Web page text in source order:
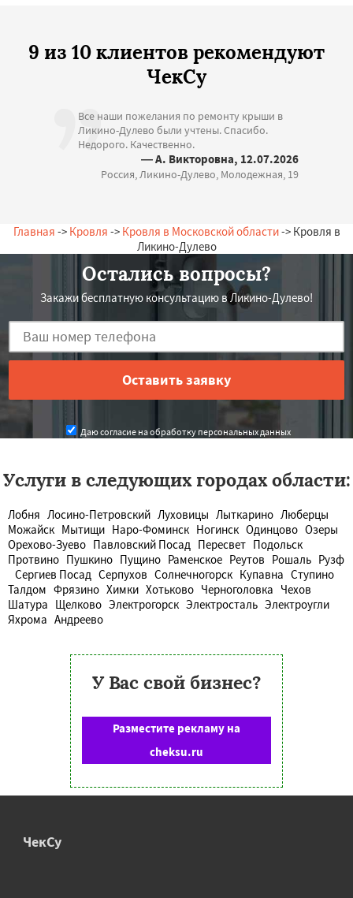
9 из 10 клиентов рекомендуют
ЧекСу
Все наши пожелания по ремонту крыши в
Ликино-Дулево были учтены. Спасибо.
Недорого. Качественно.
— А. Викторовна, 12.07.2026
Россия, Ликино-Дулево, Молодежная, 19
Главная -> Кровля -> Кровля в Московской области-> Кровля в
Ликино-Дулево
Остались вопросы?
Закажи бесплатную консультацию в Ликино-Дулево!
Даю согласие на обработку персональных данных
Услуги в следующих городах области:
Лобня Лосино-Петровский Луховицы Лыткарино Люберцы
Можайск Мытищи Наро-Фоминск Ногинск Одинцово Озеры
Орехово-Зуево Павловский Посад Пересвет Подольск
Протвино Пушкино Пущино Раменское Реутов Рошаль Рузф
Сергиев Посад Серпухов Солнечногорск Купавна Ступино
Талдом Фрязино Химки Хотьково Черноголовка Чехов
Шатура Щелково Электрогорск Электросталь Электроугли
Яхрома Андреево
У Вас свой бизнес?
Разместите рекламу на
cheksu.ru
ЧекСу